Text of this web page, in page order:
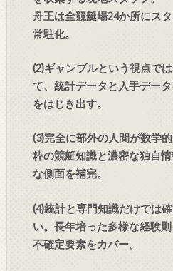
舟王は全競艇場24か所にス
常駐化。
(2)ギャンブルという視点で
て、統計データと入手デー
をはじき出す。
(3)完全に部外の人間が数学
粋の競艇知識と濃密な独自
な側面を補完。
(4)統計と専門知識だけでは
い。長年培った多様な経験則
不確定要素をカバー。